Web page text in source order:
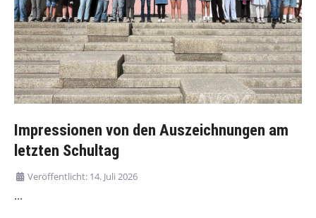
Impressionen von den Auszeichnungen am
letzten Schultag
Veröffentlicht: 14. Juli 2026
...